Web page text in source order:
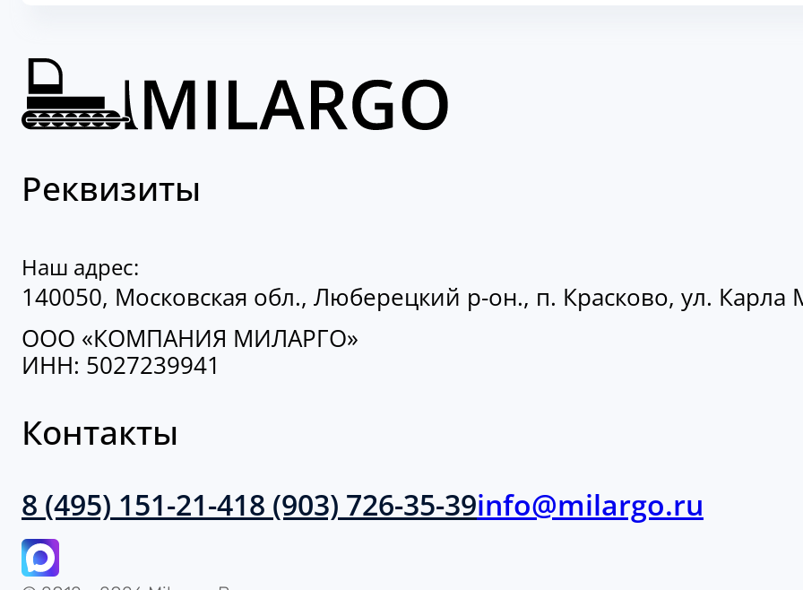
Реквизиты
Наш адрес:
140050, Московская обл., Люберецкий р-он., п. Красково, ул. Карла
ООО «КОМПАНИЯ МИЛАРГО»
ИНН: 5027239941
Контакты
8 (495) 151-21-418 (903) 726-35-39info@milargo.ru